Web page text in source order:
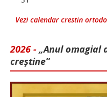
Vezi calendar crestin
2026 - „Anul omagial
creștine”